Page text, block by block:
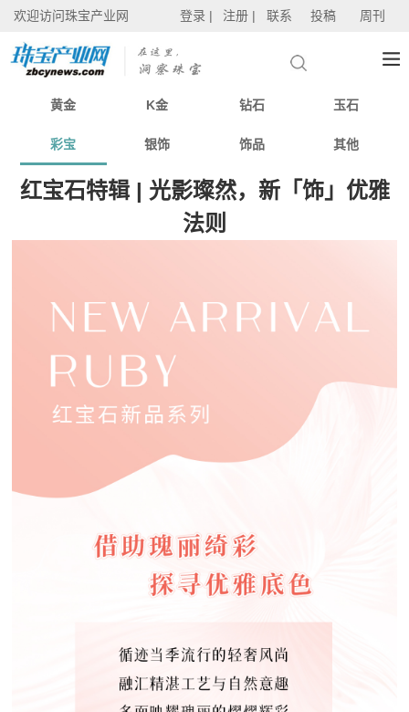
欢迎访问珠宝产业网 登录 | 注册 | 联系 投稿 周刊
黄金 K金 钻石 玉石
彩宝 银饰 饰品 其他
红宝石特辑 | 光影璨然，新「饰」优雅
法则